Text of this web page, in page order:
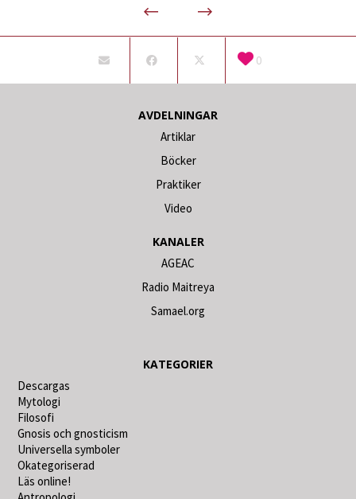
0
AVDELNINGAR
Artiklar
Böcker
Praktiker
Video
KANALER
AGEAC
Radio Maitreya
Samael.org
KATEGORIER
Descargas
Mytologi
Filosofi
Gnosis och gnosticism
Universella symboler
Okategoriserad
Läs online!